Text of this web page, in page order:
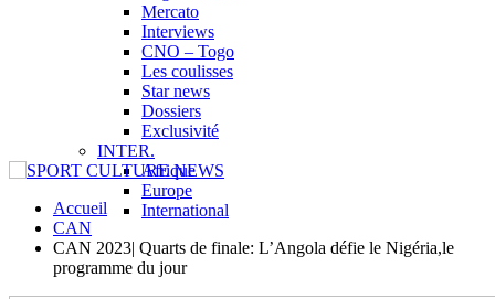
Mercato
Interviews
CNO – Togo
Les coulisses
Star news
Dossiers
Exclusivité
INTER.
Afrique
Europe
International
Accueil
CAN
CAN 2023| Quarts de finale: L’Angola défie le Nigéria,le
programme du jour